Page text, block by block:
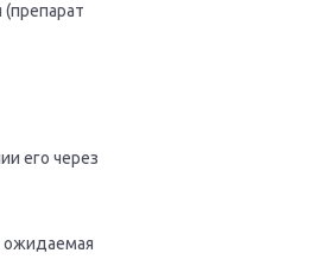
его через
ожидаемая